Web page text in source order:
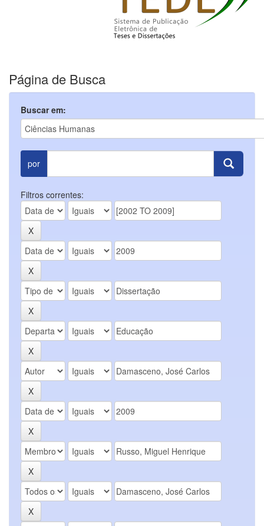
Página de Busca
Buscar em:
por
Filtros correntes: